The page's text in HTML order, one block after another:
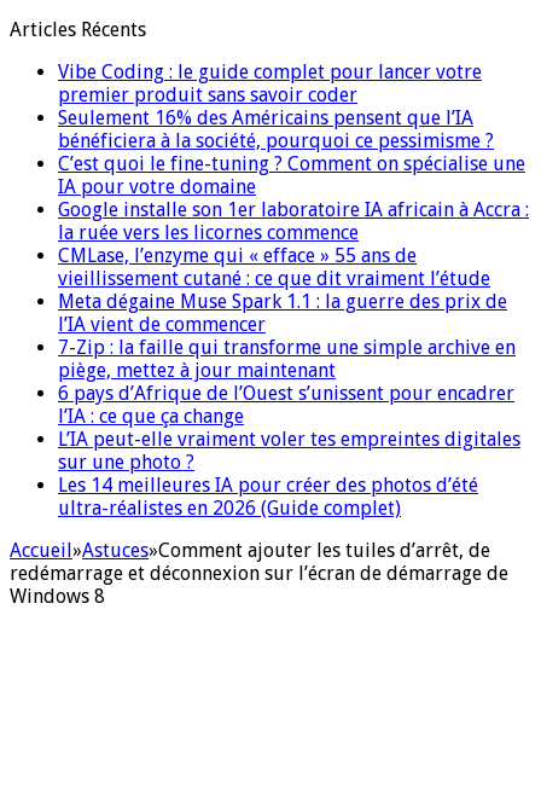
Articles Récents
Vibe Coding : le guide complet pour lancer votre
premier produit sans savoir coder
Seulement 16% des Américains pensent que l’IA
bénéficiera à la société, pourquoi ce pessimisme ?
C’est quoi le fine-tuning ? Comment on spécialise une
IA pour votre domaine
Google installe son 1er laboratoire IA africain à Accra :
la ruée vers les licornes commence
CMLase, l’enzyme qui « efface » 55 ans de
vieillissement cutané : ce que dit vraiment l’étude
Meta dégaine Muse Spark 1.1 : la guerre des prix de
l’IA vient de commencer
7-Zip : la faille qui transforme une simple archive en
piège, mettez à jour maintenant
6 pays d’Afrique de l’Ouest s’unissent pour encadrer
l’IA : ce que ça change
L’IA peut-elle vraiment voler tes empreintes digitales
sur une photo ?
Les 14 meilleures IA pour créer des photos d’été
ultra-réalistes en 2026 (Guide complet)
Accueil»Astuces»Comment ajouter les tuiles d’arrêt, de
redémarrage et déconnexion sur l’écran de démarrage de
Windows 8